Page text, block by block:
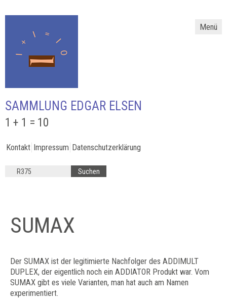
Menü
SAMMLUNG EDGAR ELSEN
1 + 1 = 10
Kontakt Impressum Datenschutzerklärung
SUMAX
Der SUMAX ist der legitimierte Nachfolger des ADDIMULT
DUPLEX, der eigentlich noch ein ADDIATOR Produkt war. Vom
SUMAX gibt es viele Varianten, man hat auch am Namen
experimentiert.